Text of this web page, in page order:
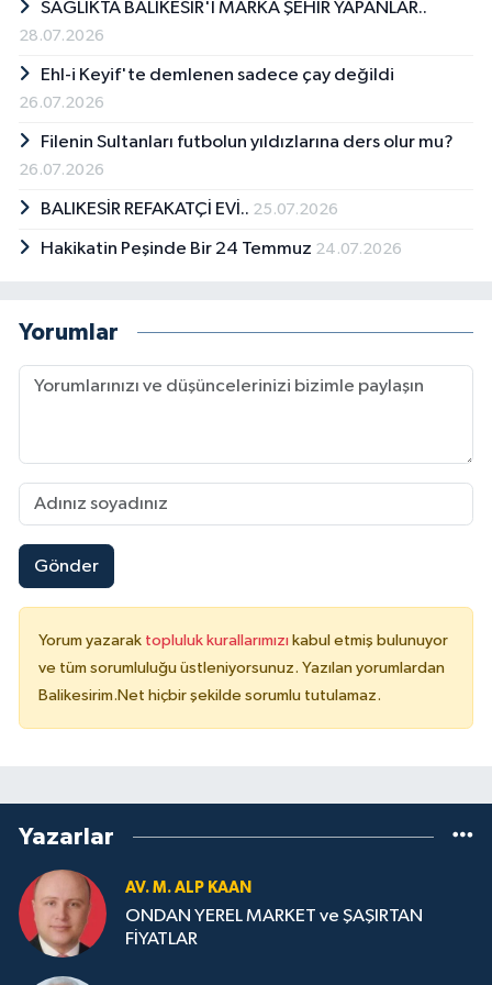
Türkiye Gazeteciler Konfederasyonu Genel
SAĞLIKTA BALIKESİR'İ MARKA ŞEHİR YAPANLAR..
28.07.2026
Ehl-i Keyif'te demlenen sadece çay değildi
26.07.2026
Filenin Sultanları futbolun yıldızlarına ders olur mu?
26.07.2026
BALIKESİR REFAKATÇİ EVİ.. 25.07.2026
Hakikatin Peşinde Bir 24 Temmuz 24.07.2026
Yorumlar
Gönder
Yorum yazarak topluluk kurallarımızı kabul etmiş bulunuyor
ve tüm sorumluluğu üstleniyorsunuz. Yazılan yorumlardan
Balikesirim.Net hiçbir şekilde sorumlu tutulamaz.
Yazarlar
AV. M. ALP KAAN
ONDAN YEREL MARKET ve ŞAŞIRTAN
FİYATLAR